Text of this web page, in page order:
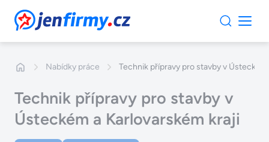
JenFirmy.cz
Nabídky práce Technik přípravy pro stavby v
Technik přípravy pro stavby v
Ústeckém a Karlovarském kraji